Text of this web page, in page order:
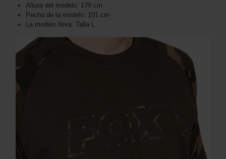
Altura del modelo: 179 cm
Pecho de la modelo: 101 cm
La modelo lleva: Talla L